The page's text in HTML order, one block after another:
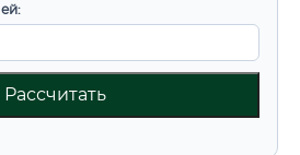
Рассчитать